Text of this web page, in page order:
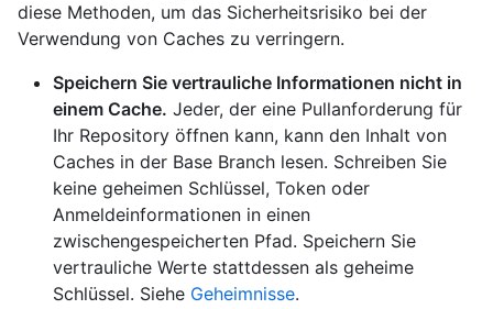
diese Methoden, um das Sicherheitsrisiko bei der
Verwendung von Caches zu verringern.
Speichern Sie vertrauliche Informationen nicht in
einem Cache. Jeder, der eine Pullanforderung für
Ihr Repository öffnen kann, kann den Inhalt von
Caches in der Base Branch lesen. Schreiben Sie
keine geheimen Schlüssel, Token oder
Anmeldeinformationen in einen
zwischengespeicherten Pfad. Speichern Sie
vertrauliche Werte stattdessen als geheime
Schlüssel. Siehe Geheimnisse.